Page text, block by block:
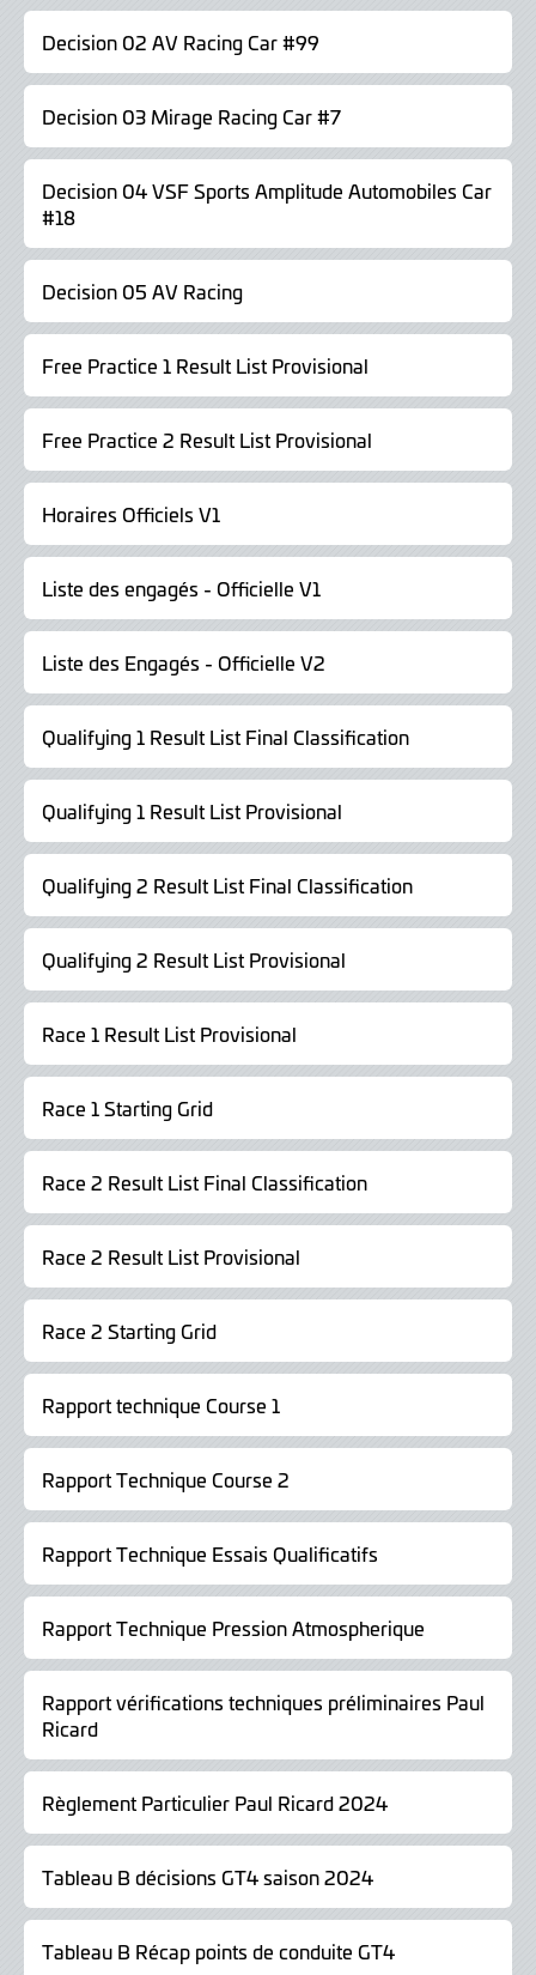
Decision 02 AV Racing Car #99
Decision 03 Mirage Racing Car #7
Decision 04 VSF Sports Amplitude Automobiles Car
#18
Decision 05 AV Racing
Free Practice 1 Result List Provisional
Free Practice 2 Result List Provisional
Horaires Officiels V1
Liste des engagés - Officielle V1
Liste des Engagés - Officielle V2
Qualifying 1 Result List Final Classification
Qualifying 1 Result List Provisional
Qualifying 2 Result List Final Classification
Qualifying 2 Result List Provisional
Race 1 Result List Provisional
Race 1 Starting Grid
Race 2 Result List Final Classification
Race 2 Result List Provisional
Race 2 Starting Grid
Rapport technique Course 1
Rapport Technique Course 2
Rapport Technique Essais Qualificatifs
Rapport Technique Pression Atmospherique
Rapport vérifications techniques préliminaires Paul
Ricard
Règlement Particulier Paul Ricard 2024
Tableau B décisions GT4 saison 2024
Tableau B Récap points de conduite GT4